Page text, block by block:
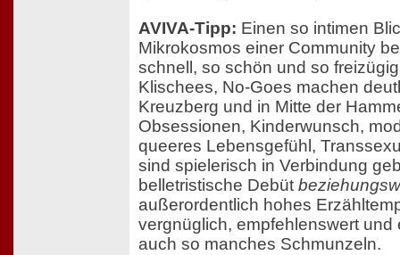
AVIVA-Tipp: Einen so intimen
Mikrokosmos einer Community
schnell, so schön und so
Klischees, No-Goes machen
Kreuzberg und in Mitte der
Obsessionen, Kinderwunsch,
queeres Lebensgefühl,
sind spielerisch in Verbindung
belletristische Debüt
außerordentlich hohes
vergnüglich, empfehlenswert und
auch so manches Schmunzeln.